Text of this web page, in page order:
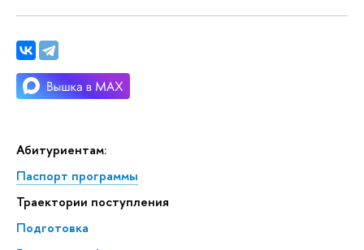
Абитуриентам:
Паспорт программы
Траектории поступления
Подготовка